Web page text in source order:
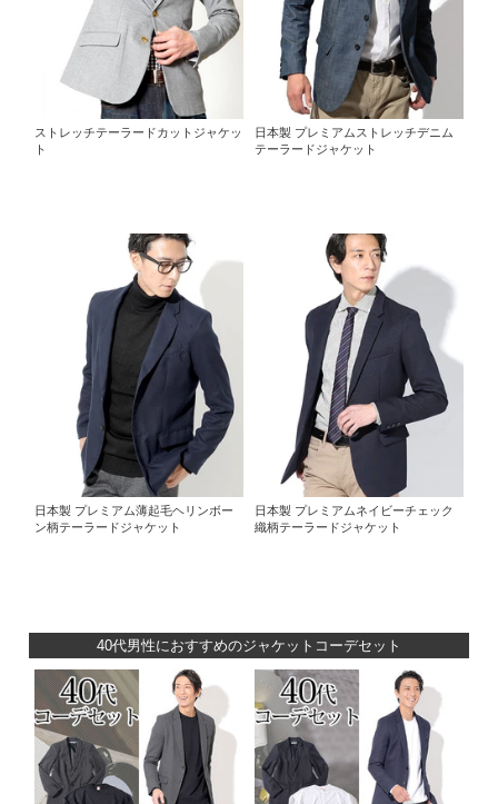
ストレッチテーラードカットジャケッ
ト
日本製 プレミアムストレッチデニム
テーラードジャケット
日本製 プレミアム薄起毛ヘリンボー
ン柄テーラードジャケット
日本製 プレミアムネイビーチェック
織柄テーラードジャケット
40代男性におすすめのジャケットコーデセット